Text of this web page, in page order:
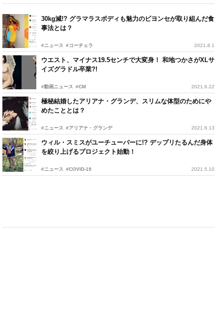
30kg減!? グラマラスボディも魅力のビヨンセが取り組んだ食
事法とは？
#ニュース #コーチェラ 2021.8.1
ウエスト、マイナス19.5センチで大変身！ 和地つかさがXLサ
イズグラドル卒業?!
#動画ニュース #CM 2021.6.22
極秘結婚したアリアナ・グランデ、スリムな体型のためにや
めたこととは？
#ニュース #アリアナ・グランデ 2021.6.13
ウィル・スミスがユーチューバーに!? デップリたるんだ身体
を絞り上げるプロジェクト始動！
#ニュース #COVID-19 2021.5.10